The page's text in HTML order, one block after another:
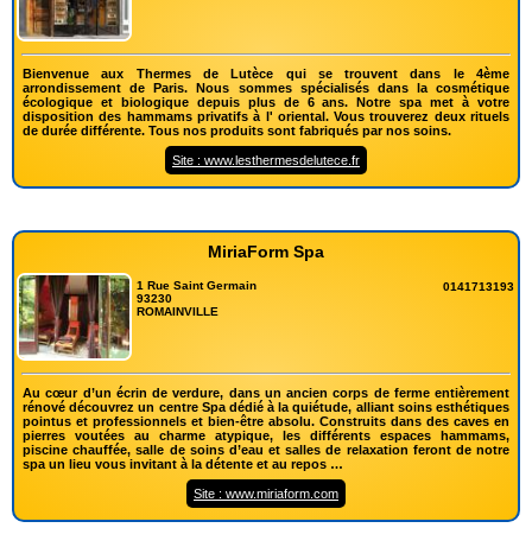
Bienvenue aux Thermes de Lutèce qui se trouvent dans le 4ème
arrondissement de Paris. Nous sommes spécialisés dans la cosmétique
écologique et biologique depuis plus de 6 ans. Notre spa met à votre
disposition des hammams privatifs à l' oriental. Vous trouverez deux rituels
de durée différente. Tous nos produits sont fabriqués par nos soins.
Site : www.lesthermesdelutece.fr
MiriaForm Spa
1 Rue Saint Germain
93230
ROMAINVILLE
0141713193
Au cœur d’un écrin de verdure, dans un ancien corps de ferme entièrement
rénové découvrez un centre Spa dédié à la quiétude, alliant soins esthétiques
pointus et professionnels et bien-être absolu. Construits dans des caves en
pierres voutées au charme atypique, les différents espaces hammams,
piscine chauffée, salle de soins d’eau et salles de relaxation feront de notre
spa un lieu vous invitant à la détente et au repos …
Site : www.miriaform.com